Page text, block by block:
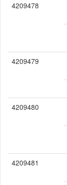
4209478
4209479
4209480
4209481